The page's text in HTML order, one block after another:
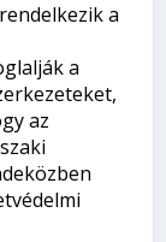
a
a
az